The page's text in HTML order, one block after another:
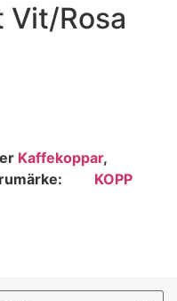
Vit/Rosa
Kaffekoppar,
KOPP